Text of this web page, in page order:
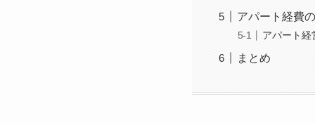
アパート経費
アパート経
まとめ